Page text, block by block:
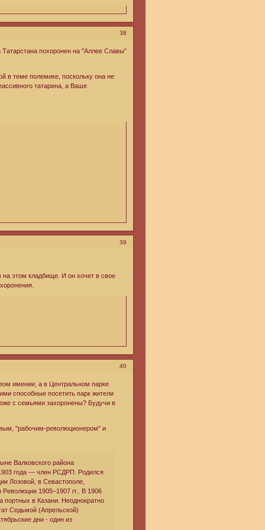
38
похоронен на "Аллее Славы"
в теме полемике, поскольку она не
татарина, а Ваше
39
этом кладбище. И он хочет в свое
40
имении, а в Центральном парке
способные посетить парк жители
с семьями захоронены? Будучи в
"рабочим-революционером" и
Валковского района
года — член РСДРП. Родился
Лозовой, в Севастополе,
1905‒1907 гг.. В 1906
портных в Казани. Неоднократно
Седьмой (Апрельской)
дни - один из